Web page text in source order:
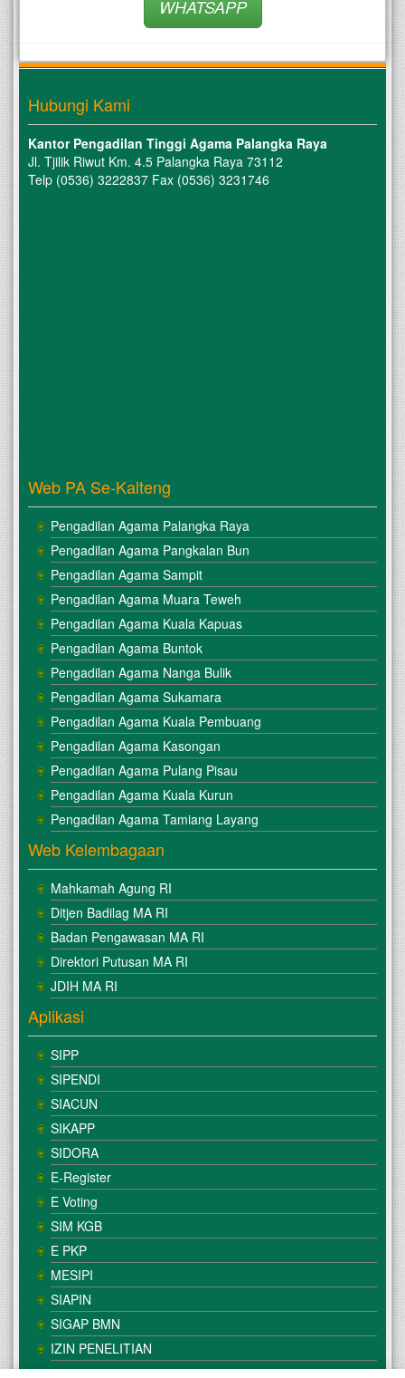
WHATSAPP
Hubungi Kami
Kantor Pengadilan Tinggi Agama Palangka Raya
Jl. Tjilik Riwut Km. 4.5 Palangka Raya 73112
Telp (0536) 3222837 Fax (0536) 3231746
Web PA Se-Kalteng
Pengadilan Agama Palangka Raya
Pengadilan Agama Pangkalan Bun
Pengadilan Agama Sampit
Pengadilan Agama Muara Teweh
Pengadilan Agama Kuala Kapuas
Pengadilan Agama Buntok
Pengadilan Agama Nanga Bulik
Pengadilan Agama Sukamara
Pengadilan Agama Kuala Pembuang
Pengadilan Agama Kasongan
Pengadilan Agama Pulang Pisau
Pengadilan Agama Kuala Kurun
Pengadilan Agama Tamiang Layang
Web Kelembagaan
Mahkamah Agung RI
Ditjen Badilag MA RI
Badan Pengawasan MA RI
Direktori Putusan MA RI
JDIH MA RI
Aplikasi
SIPP
SIPENDI
SIACUN
SIKAPP
SIDORA
E-Register
E Voting
SIM KGB
E PKP
MESIPI
SIAPIN
SIGAP BMN
IZIN PENELITIAN